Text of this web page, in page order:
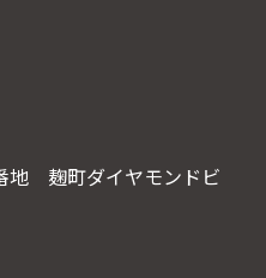
地 麹町ダイヤモンドビ